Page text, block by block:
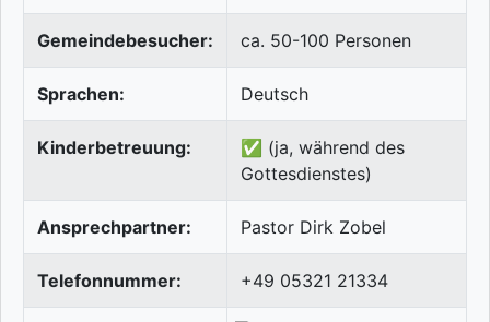
Gemeindebesucher: ca. 50-100 Personen
Sprachen: Deutsch
Kinderbetreuung:
✅ (ja, während des
Gottesdienstes)
Ansprechpartner: Pastor Dirk Zobel
Telefonnummer: +49 05321 21334